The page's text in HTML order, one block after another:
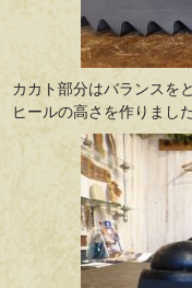
カカト部分はバランスを
ヒールの高さを作りました